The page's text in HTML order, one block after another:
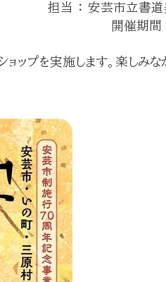
担当 ： 安芸市立書
開催期
ップを実施します。楽しみ